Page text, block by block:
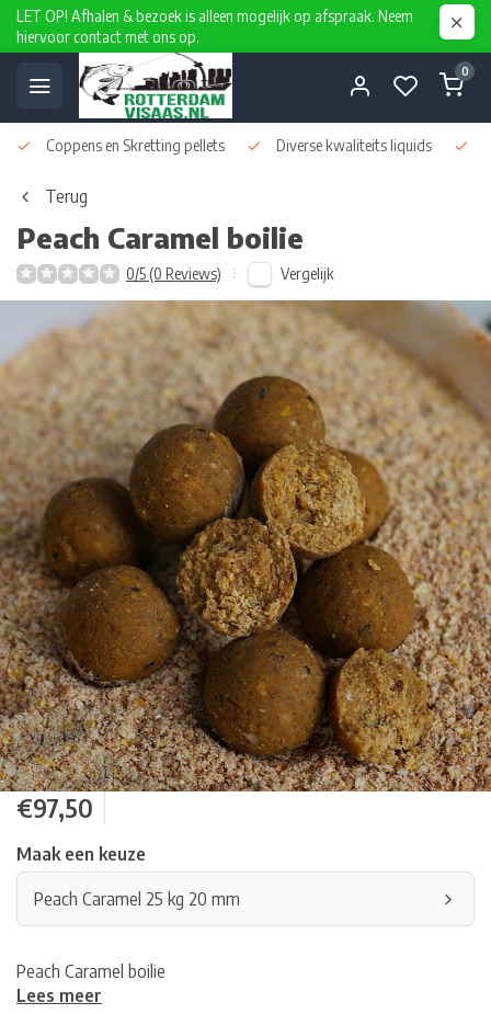
LET OP! Afhalen & bezoek is alleen mogelijk op afspraak. Neem
hiervoor contact met ons op.
0
Coppens en Skretting pellets Diverse kwaliteits liquids
Terug
Peach Caramel boilie
0/5 (0 Reviews) Vergelijk
€97,50
Maak een keuze
Peach Caramel 25 kg 20 mm
Peach Caramel boilie
Lees meer